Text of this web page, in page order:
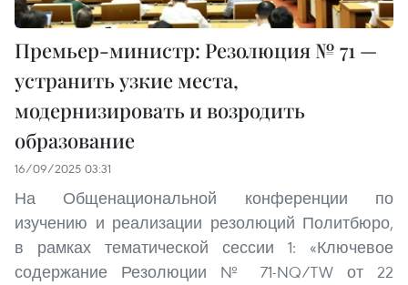
Премьер-министр: Резолюция № 71 —
устранить узкие места,
модернизировать и возродить
образование
16/09/2025 03:31
На Общенациональной конференции по
изучению и реализации резолюций Политбюро,
в рамках тематической сессии 1: «Ключевое
содержание Резолюции № 71-NQ/TW от 22